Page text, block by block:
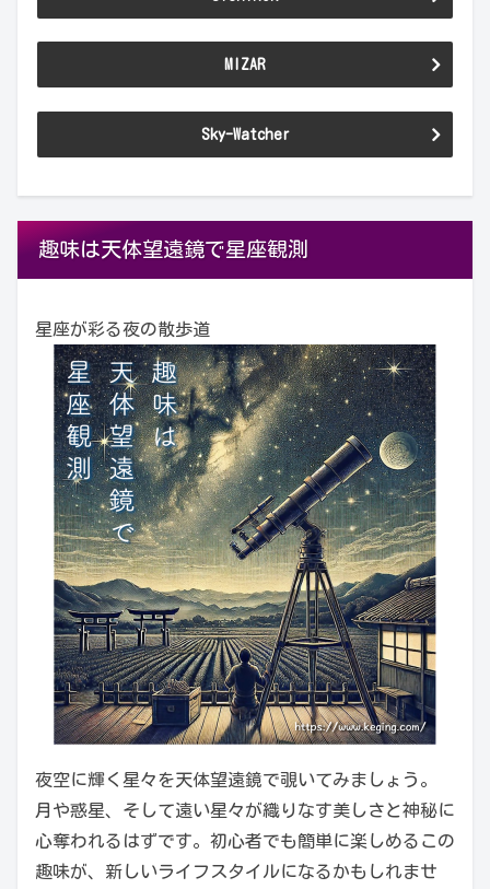
MIZAR
Sky-Watcher
趣味は天体望遠鏡で星座観測
星座が彩る夜の散歩道
夜空に輝く星々を天体望遠鏡で覗いてみましょう。
月や惑星、そして遠い星々が織りなす美しさと神秘に
心奪われるはずです。初心者でも簡単に楽しめるこの
趣味が、新しいライフスタイルになるかもしれませ